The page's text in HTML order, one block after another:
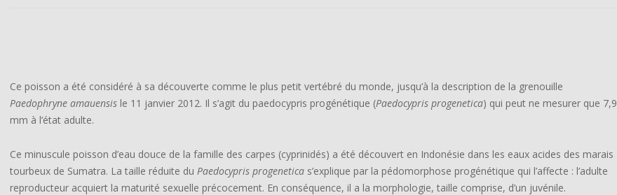
Ce poisson a été considéré à sa découverte comme le plus petit vertébré du monde, jusqu’à la description de la grenouille
Paedophryne amauensis le 11 janvier 2012. Il s’agit du paedocypris progénétique (Paedocypris progenetica) qui peut ne mesurer que 7,9
mm à l’état adulte.
Ce minuscule poisson d’eau douce de la famille des carpes (cyprinidés) a été découvert en Indonésie dans les eaux acides des marais
tourbeux de Sumatra. La taille réduite du Paedocypris progenetica s’explique par la pédomorphose progénétique qui l’affecte : l’adulte
reproducteur acquiert la maturité sexuelle précocement. En conséquence, il a la morphologie, taille comprise, d’un juvénile.